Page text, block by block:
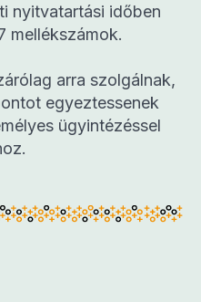
nyitvatartási időben
mellékszámok.
arra szolgálnak,
egyeztessenek
ügyintézéssel